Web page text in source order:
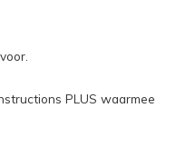
PLUS waarmee